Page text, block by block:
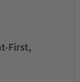
First,